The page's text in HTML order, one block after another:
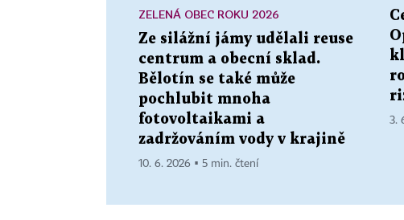
ZELENÁ OBEC ROKU 2026
Ze silážní jámy udělali reuse
centrum a obecní sklad.
Bělotín se také může
pochlubit mnoha
fotovoltaikami a
zadržováním vody v krajině
10. 6. 2026 ▪ 5 min. čtení
3.